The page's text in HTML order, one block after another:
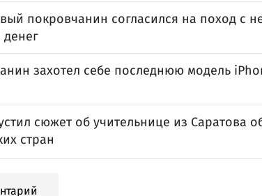
покровчанин согласился на поход с
захотел себе последнюю модель
сюжет об учительнице из Саратова
стран